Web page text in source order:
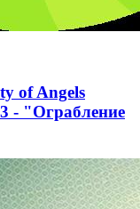
of Angels
- "Ограбление